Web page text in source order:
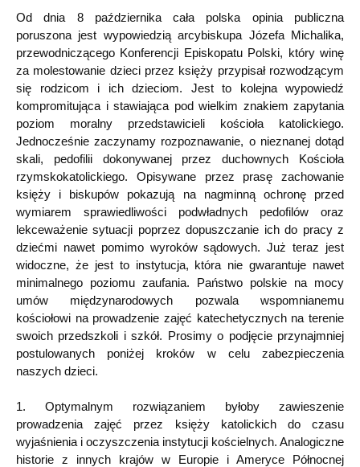
Od dnia 8 października cała polska opinia publiczna
poruszona jest wypowiedzią arcybiskupa Józefa Michalika,
przewodniczącego Konferencji Episkopatu Polski, który winę
za molestowanie dzieci przez księży przypisał rozwodzącym
się rodzicom i ich dzieciom. Jest to kolejna wypowiedź
kompromitująca i stawiająca pod wielkim znakiem zapytania
poziom moralny przedstawicieli kościoła katolickiego.
Jednocześnie zaczynamy rozpoznawanie, o nieznanej dotąd
skali, pedofilii dokonywanej przez duchownych Kościoła
rzymskokatolickiego. Opisywane przez prasę zachowanie
księży i biskupów pokazują na nagminną ochronę przed
wymiarem sprawiedliwości podwładnych pedofilów oraz
lekceważenie sytuacji poprzez dopuszczanie ich do pracy z
dziećmi nawet pomimo wyroków sądowych. Już teraz jest
widoczne, że jest to instytucja, która nie gwarantuje nawet
minimalnego poziomu zaufania. Państwo polskie na mocy
umów międzynarodowych pozwala wspomnianemu
kościołowi na prowadzenie zajęć katechetycznych na terenie
swoich przedszkoli i szkół. Prosimy o podjęcie przynajmniej
postulowanych poniżej kroków w celu zabezpieczenia
naszych dzieci.
1. Optymalnym rozwiązaniem byłoby zawieszenie
prowadzenia zajęć przez księży katolickich do czasu
wyjaśnienia i oczyszczenia instytucji kościelnych. Analogiczne
historie z innych krajów w Europie i Ameryce Północnej